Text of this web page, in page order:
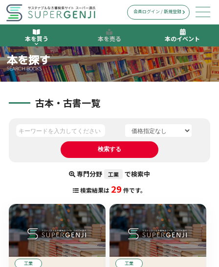
本を買う 本を売る 本のイベント
会員ログイン / 新規登録
本を探す
SEARCH BOOKS
古本・古書一覧
専門分野 工業 で検索中
検索結果は 29 件です。
工業 工業